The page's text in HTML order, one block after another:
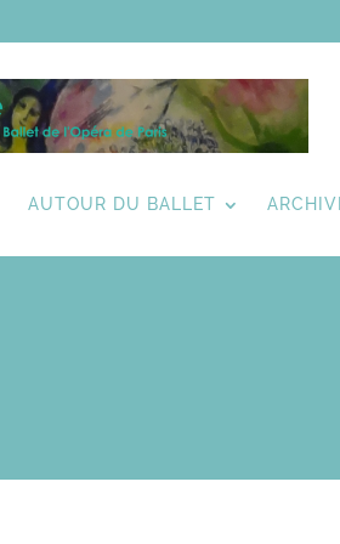
AUTOUR DU BALLET